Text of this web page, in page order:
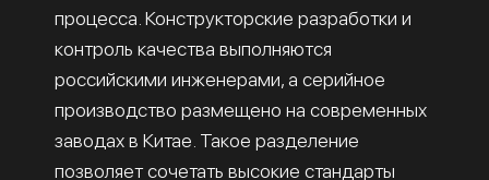
процесса. Конструкторские разработки и
контроль качества выполняются
российскими инженерами, а серийное
производство размещено на современных
заводах в Китае. Такое разделение
позволяет сочетать высокие стандарты